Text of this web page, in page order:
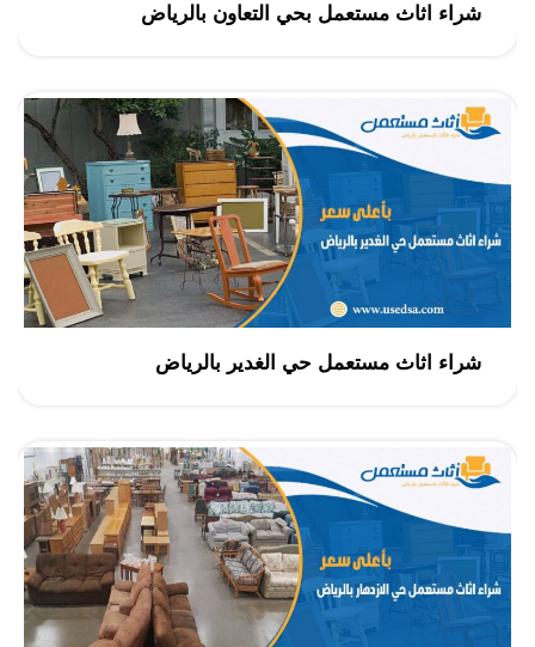
شراء اثاث مستعمل بحي التعاون بالرياض
شراء اثاث مستعمل حي الغدير بالرياض